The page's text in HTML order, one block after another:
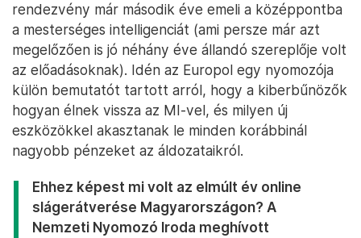
rendezvény már második éve emeli a középpontba
a mesterséges intelligenciát (ami persze már azt
megelőzően is jó néhány éve állandó szereplője volt
az előadásoknak). Idén az Europol egy nyomozója
külön bemutatót tartott arról, hogy a kiberbűnözők
hogyan élnek vissza az MI-vel, és milyen új
eszközökkel akasztanak le minden korábbinál
nagyobb pénzeket az áldozataikról.
Ehhez képest mi volt az elmúlt év online
slágerátverése Magyarországon? A
Nemzeti Nyomozó Iroda meghívott